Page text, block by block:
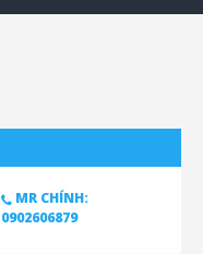
MR CHÍNH:
0902606879